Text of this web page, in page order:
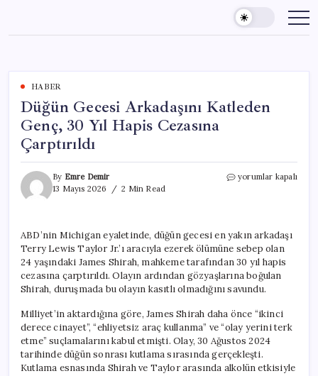
content
HABER
Düğün Gecesi Arkadaşını Katleden
Genç, 30 Yıl Hapis Cezasına
Çarptırıldı
By Emre Demir
13 Mayıs 2026
2 Min Read
Düğün
30
Yıl
Hapis
Cezasına
Çarptırıldı
yorumlar kapalı
ABD’nin Michigan eyaletinde, düğün gecesi en yakın arkadaşı
Terry Lewis Taylor Jr.’ı aracıyla ezerek ölümüne sebep olan
24 yaşındaki James Shirah, mahkeme tarafından 30 yıl hapis
cezasına çarptırıldı. Olayın ardından gözyaşlarına boğulan
Shirah, duruşmada bu olayın kasıtlı olmadığını savundu.
Milliyet’in aktardığına göre, James Shirah daha önce “ikinci
derece cinayet”, “ehliyetsiz araç kullanma” ve “olay yerini terk
etme” suçlamalarını kabul etmişti. Olay, 30 Ağustos 2024
tarihinde düğün sonrası kutlama sırasında gerçekleşti.
Kutlama esnasında Shirah ve Taylor arasında alkolün etkisiyle